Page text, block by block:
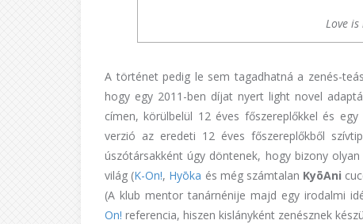
Love is
A történet pedig le sem tagadhatná a zenés-
hogy egy 2011-ben díjat nyert light novel
címen, körülbelül 12 éves főszereplőkkel és egy
verzió az eredeti 12 éves főszereplőkből
úszótársakként úgy döntenek, hogy bizony
világ (K-On!, Hyōka és még számtalan KyōAni
(A klub mentor tanárnénije majd egy irodalmi
On! referencia, hiszen kislányként zenésznek